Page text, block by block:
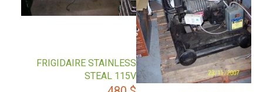
FRIGIDAIRE STAINLESS
STEAL 115V